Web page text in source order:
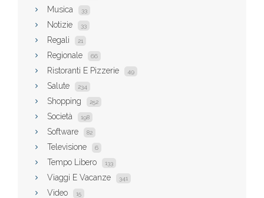
Musica 33
Notizie 33
Regali 21
Regionale 66
Ristoranti E Pizzerie 49
Salute 234
Shopping 252
Società 198
Software 82
Televisione 6
Tempo Libero 133
Viaggi E Vacanze 341
Video 15